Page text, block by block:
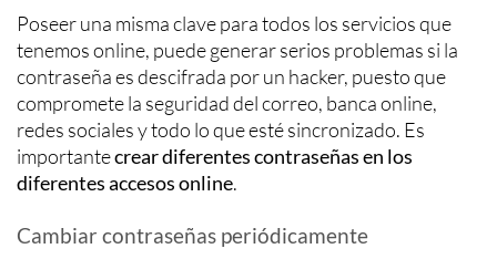
Poseer una misma clave para todos los servicios que
tenemos online, puede generar serios problemas si la
contraseña es descifrada por un hacker, puesto que
compromete la seguridad del correo, banca online,
redes sociales y todo lo que esté sincronizado. Es
importantecrear diferentes contraseñas en los
diferentes accesos online.
Cambiar contraseñas periódicamente